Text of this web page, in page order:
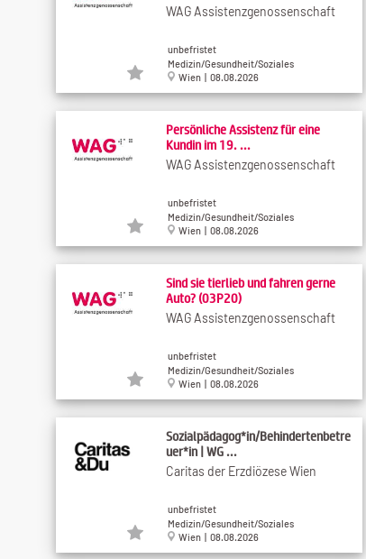
WAG Assistenzgenossenschaft
unbefristet
Medizin/Gesundheit/Soziales
Wien | 08.08.2026
Persönliche Assistenz für eine
Kundin im 19. ...
WAG Assistenzgenossenschaft
unbefristet
Medizin/Gesundheit/Soziales
Wien | 08.08.2026
Sind sie tierlieb und fahren gerne
Auto? (03P20)
WAG Assistenzgenossenschaft
unbefristet
Medizin/Gesundheit/Soziales
Wien | 08.08.2026
Sozialpädagog*in/Behindertenbetre
uer*in | WG ...
Caritas der Erzdiözese Wien
unbefristet
Medizin/Gesundheit/Soziales
Wien | 08.08.2026